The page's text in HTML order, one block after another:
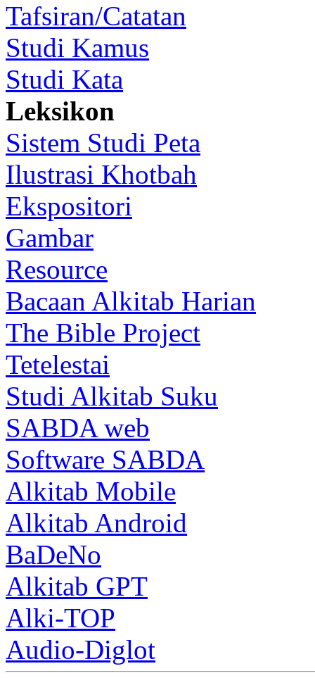
Tafsiran/Catatan
Studi Kamus
Studi Kata
Leksikon
Sistem Studi Peta
Ilustrasi Khotbah
Ekspositori
Gambar
Resource
Bacaan Alkitab Harian
The Bible Project
Tetelestai
Studi Alkitab Suku
SABDA web
Software SABDA
Alkitab Mobile
Alkitab Android
BaDeNo
Alkitab GPT
Alki-TOP
Audio-Diglot